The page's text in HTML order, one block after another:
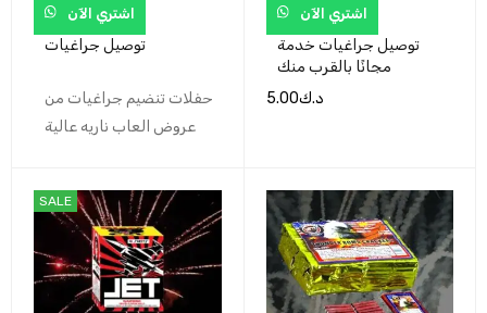
اشتري الآن
توصيل جراغيات
حفلات تنضيم جراغيات من
عروض العاب ناريه عالية
اشتري الآن
توصيل جراغيات خدمة
مجانًا بالقرب منك
د.ك5.00
SALE